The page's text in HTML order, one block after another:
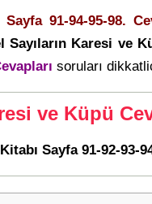
91-94-95-98.
Sayıların Karesi ve
soruları
ve Küpü
Sayfa 91-92-93-